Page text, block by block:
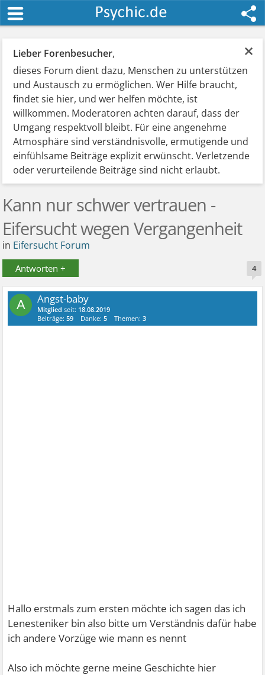
×
Lieber Forenbesucher,
dieses Forum dient dazu, Menschen zu unterstützen
und Austausch zu ermöglichen. Wer Hilfe braucht,
findet sie hier, und wer helfen möchte, ist
willkommen. Moderatoren achten darauf, dass der
Umgang respektvoll bleibt. Für eine angenehme
Atmosphäre sind verständnisvolle, ermutigende und
einfühlsame Beiträge explizit erwünscht. Verletzende
oder verurteilende Beiträge sind nicht erlaubt.
Kann nur schwer vertrauen -
Eifersucht wegen Vergangenheit
in Eifersucht Forum
Antworten + 4
A Angst-baby
Mitglied seit: 18.08.2019
Beiträge:59 Danke:5 Themen:3
Hallo erstmals zum ersten möchte ich sagen das ich
Lenesteniker bin also bitte um Verständnis dafür habe
ich andere Vorzüge wie mann es nennt
Also ich möchte gerne meine Geschichte hier